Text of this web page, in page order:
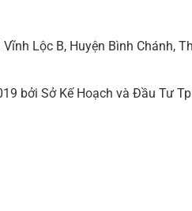
Lộc B, Huyện Bình Chánh,
bởi Sở Kế Hoạch và Đầu Tư